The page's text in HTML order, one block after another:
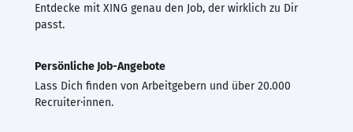
Entdecke mit XING genau den Job, der wirklich zu Dir
passt.
Persönliche Job-Angebote
Lass Dich finden von Arbeitgebern und über 20.000
Recruiter·innen.